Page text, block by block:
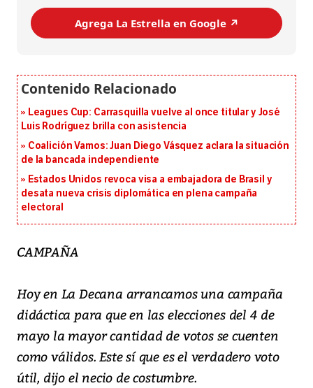
Agrega La Estrella en Google ↗️
Leagues Cup: Carrasquilla vuelve al once titular y José
Luis Rodríguez brilla con asistencia
Coalición Vamos: Juan Diego Vásquez aclara la situación
de la bancada independiente
Estados Unidos revoca visa a embajadora de Brasil y
desata nueva crisis diplomática en plena campaña
electoral
CAMPAÑA
Hoy en La Decana arrancamos una campaña
didáctica para que en las elecciones del 4 de
mayo la mayor cantidad de votos se cuenten
como válidos. Este sí que es el verdadero voto
útil, dijo el necio de costumbre.